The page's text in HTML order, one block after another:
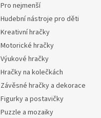
Pro nejmenší
Hudební nástroje pro děti
Kreativní hračky
Motorické hračky
Výukové hračky
Hračky na kolečkách
Závěsné hračky a dekorace
Figurky a postavičky
Puzzle a mozaiky